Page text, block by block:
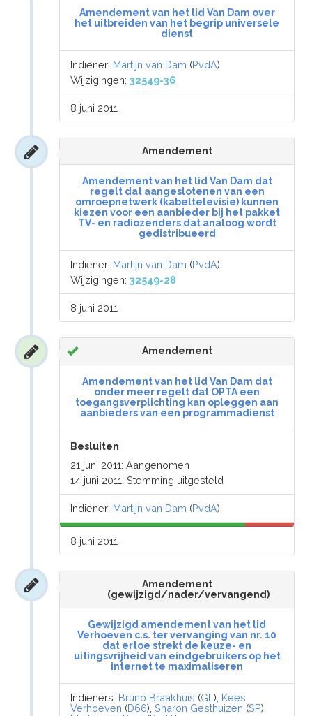
Amendement van het lid Van Dam over
het uitbreiden van het begrip universele
dienst
Indiener: Martijn van Dam (PvdA)
Wijzigingen:32549-36
8 juni 2011
Amendement
Amendement van het lid Van Dam dat
regelt dat aangeslotenen van een
omroepnetwerk (kabeltelevisie) kunnen
kiezen voor een aanbieder bij het pakket
TV- en radiozenders dat analoog wordt
gedistribueerd
Indiener: Martijn van Dam (PvdA)
Wijzigingen:32549-28
8 juni 2011
Amendement
Amendement van het lid Van Dam dat
onder meer regelt dat OPTA een
toegangsverplichting kan opleggen aan
aanbieders van een programmadienst
Besluiten
21 juni 2011: Aangenomen
14 juni 2011: Stemming uitgesteld
Indiener: Martijn van Dam (PvdA)
8 juni 2011
Amendement
(gewijzigd/nader/vervangend)
Gewijzigd amendement van het lid
Verhoeven c.s. ter vervanging van nr. 10
dat ertoe strekt de keuze- en
uitingsvrijheid van eindgebruikers op het
internet te maximaliseren
Indieners: Bruno Braakhuis (GL), Kees
Verhoeven (D66),Sharon Gesthuizen (SP),